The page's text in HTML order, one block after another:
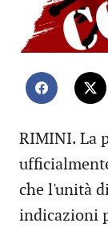
RIMINI. La
che l'unità
indicazioni